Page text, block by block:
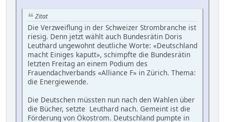
Zitat
Die Verzweiflung in der Schweizer Strombranche ist
riesig. Denn jetzt wählt auch Bundesrätin Doris
Leuthard ungewohnt deutliche Worte: «Deutschland
macht Einiges kaputt», schimpfte die Bundesrätin
letzten Freitag an einem Podium des
Frauendachverbands «Alliance F» in Zürich. Thema:
die Energiewende.
Die Deutschen müssten nun nach den Wahlen über
die Bücher, setzte Leuthard nach. Gemeint ist die
Förderung von Ökostrom. Deutschland pumpte in